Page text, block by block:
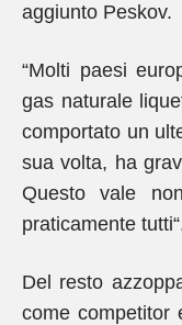
aggiunto Peskov.
“Molti paesi
gas naturale
comportato un
sua volta, ha
Questo vale
praticamente
Del resto
come competitor